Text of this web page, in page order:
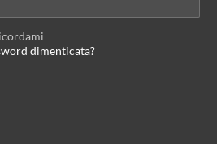
dimenticata?